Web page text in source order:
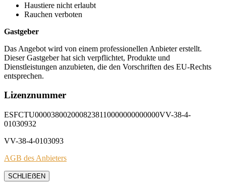
Haustiere nicht erlaubt
Rauchen verboten
Gastgeber
Das Angebot wird von einem professionellen Anbieter erstellt.
Dieser Gastgeber hat sich verpflichtet, Produkte und
Dienstleistungen anzubieten, die den Vorschriften des EU-Rechts
entsprechen.
Lizenznummer
ESFCTU0000380020008238110000000000000VV-38-4-
01030932
VV-38-4-0103093
AGB des Anbieters
SCHLIEẞEN